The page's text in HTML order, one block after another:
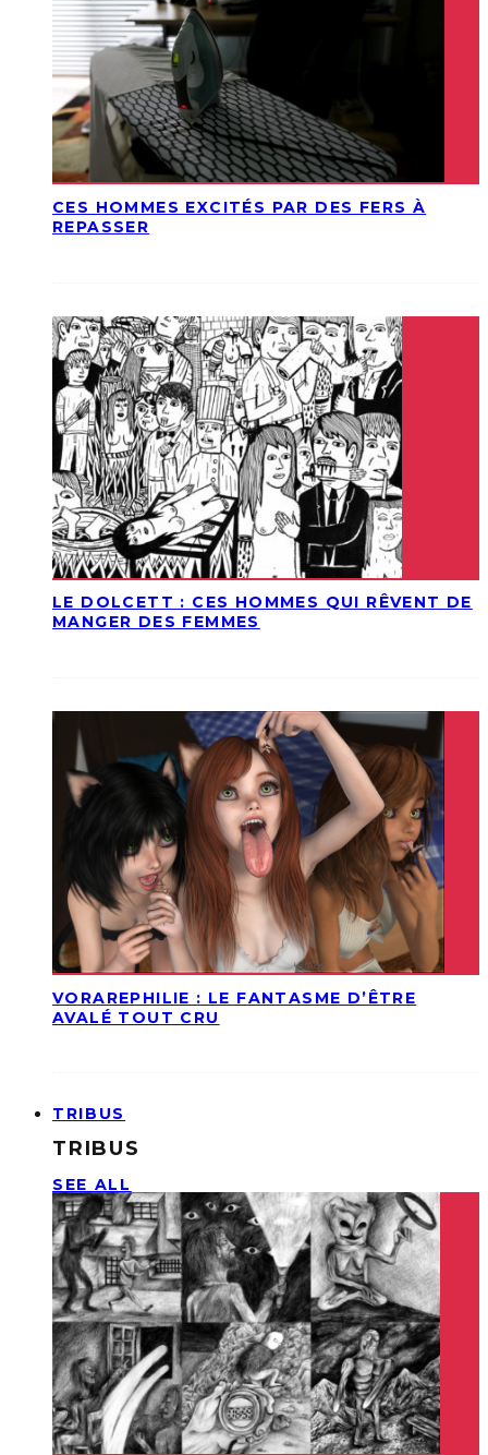
CES HOMMES EXCITÉS PAR DES FERS À
REPASSER
LE DOLCETT : CES HOMMES QUI RÊVENT DE
MANGER DES FEMMES
VORAREPHILIE : LE FANTASME D’ÊTRE
AVALÉ TOUT CRU
TRIBUS
TRIBUS
SEE ALL